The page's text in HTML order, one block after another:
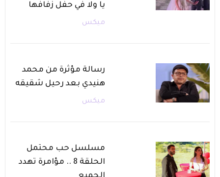
يا ولا في حفل زفافها
ميكس
رسالة مؤثرة من محمد
هنيدي بعد رحيل شقيقه
ميكس
مسلسل حب محتمل
الحلقة 8 .. مؤامرة تهدد